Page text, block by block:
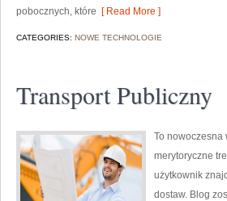
pobocznych, które [ Read More ]
CATEGORIES: NOWE TECHNOLOGIE
Transport Publiczny
To nowoczesna
merytoryczne
użytkownik
dostaw. Blog